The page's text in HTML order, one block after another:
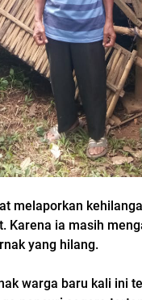
melaporkan
Karena ia masih
yang hilang.
warga baru kali ini